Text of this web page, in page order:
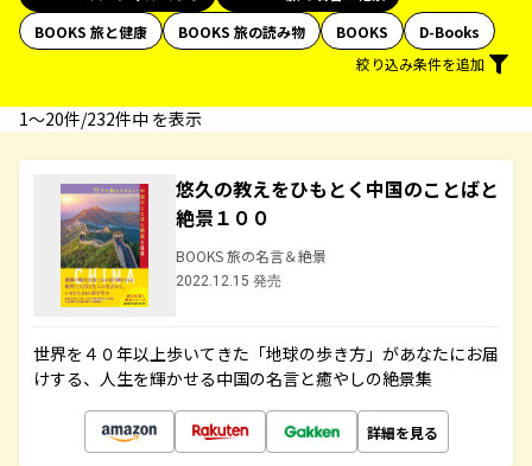
BOOKS 旅と健康
BOOKS 旅の読み物 BOOKS
D-Books
絞り込み条件を追加
1〜20件/232件中 を表示
悠久の教えをひもとく中国のことばと
絶景１００
BOOKS 旅の名言＆絶景
2022.12.15 発売
世界を４０年以上歩いてきた「地球の歩き方」があなたにお届
けする、人生を輝かせる中国の名言と癒やしの絶景集
詳細を見る